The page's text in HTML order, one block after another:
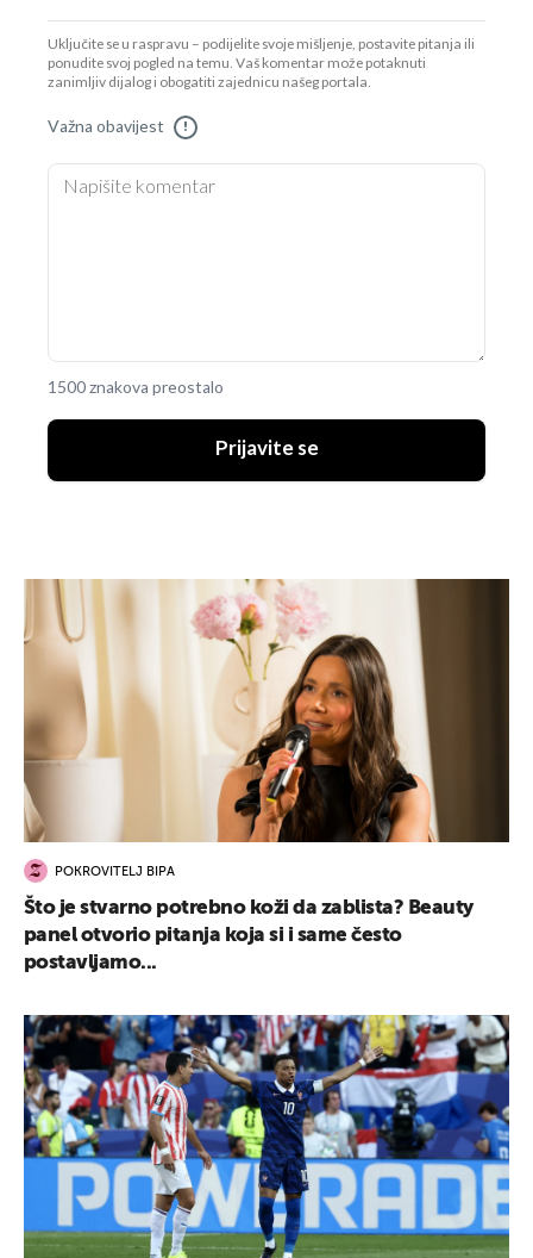
Uključite se u raspravu – podijelite svoje mišljenje, postavite pitanja ili
ponudite svoj pogled na temu. Vaš komentar može potaknuti
zanimljiv dijalog i obogatiti zajednicu našeg portala.
Važna obavijest !
1500 znakova preostalo
Prijavite se
POKROVITELJ BIPA
Što je stvarno potrebno koži da zablista? Beauty
panel otvorio pitanja koja si i same često
postavljamo...